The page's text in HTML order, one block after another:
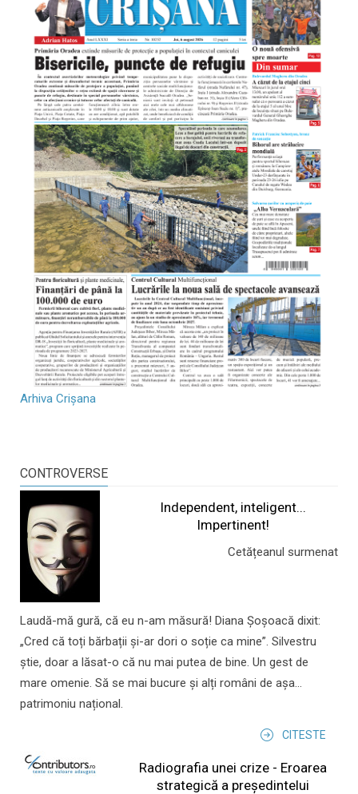
Arhiva Crișana
CONTROVERSE
Independent, inteligent...
Impertinent!
Cetățeanul surmenat
Laudă-mă gură, că eu n-am măsură! Diana Șoșoacă dixit:
„Cred că toți bărbații și-ar dori o soție ca mine”. Silvestru
știe, doar a lăsat-o că nu mai putea de bine. Un gest de
mare omenie. Să se mai bucure și alți români de așa...
patrimoniu național.
CITESTE
Radiografia unei crize - Eroarea
strategică a președintelui